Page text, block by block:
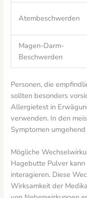
Atembeschwerden
Magen-Darm-
Beschwerden
Personen, die
sollten besonders
Allergietest in
verwenden. In den
Symptomen
Mögliche
Hagebutte Pulver
interagieren. Diese
Wirksamkeit der